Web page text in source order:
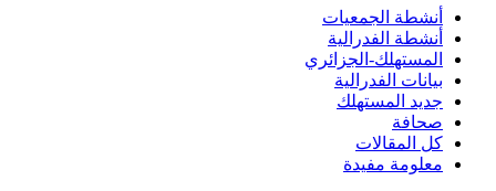
أنشطة الجمعيات
أنشطة الفدرالية
المستهلك-الجزائري
بيانات الفدرالية
جديد المستهلك
صحافة
كل المقالات
معلومة مفيدة